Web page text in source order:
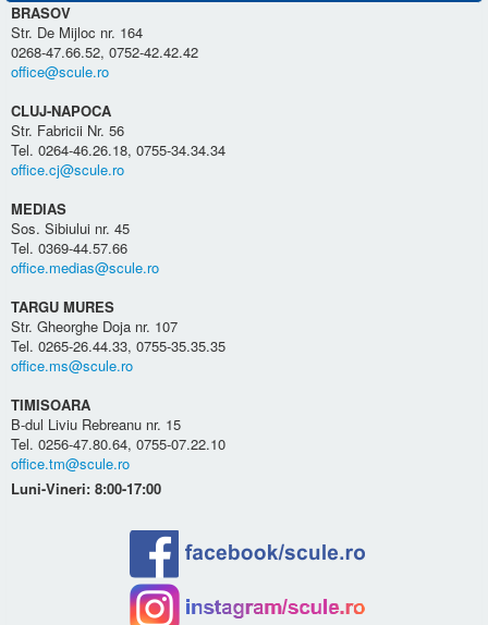
BRASOV
Str. De Mijloc nr. 164
0268-47.66.52, 0752-42.42.42
office@scule.ro
CLUJ-NAPOCA
Str. Fabricii Nr. 56
Tel. 0264-46.26.18, 0755-34.34.34
office.cj@scule.ro
MEDIAS
Sos. Sibiului nr. 45
Tel. 0369-44.57.66
office.medias@scule.ro
TARGU MURES
Str. Gheorghe Doja nr. 107
Tel. 0265-26.44.33, 0755-35.35.35
office.ms@scule.ro
TIMISOARA
B-dul Liviu Rebreanu nr. 15
Tel. 0256-47.80.64, 0755-07.22.10
office.tm@scule.ro
Luni-Vineri: 8:00-17:00